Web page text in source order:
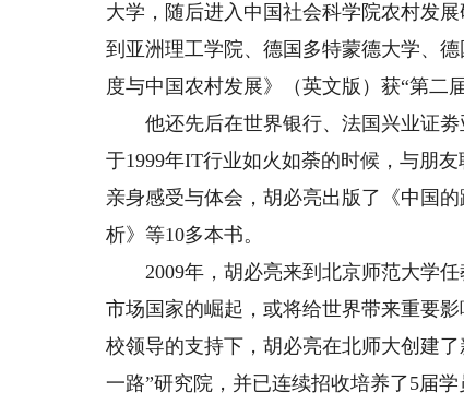
大学，随后进入中国社会科学院农村发
到亚洲理工学院、德国多特蒙德大学、
度与中国农村发展》（英文版）获“第二
他还先后在世界银行、法国兴业证劵
于1999年IT行业如火如荼的时候，与朋
亲身感受与体会，胡必亮出版了《中国
析》等10多本书。
2009年，胡必亮来到北京师范大学任
市场国家的崛起，或将给世界带来重要
校领导的支持下，胡必亮在北师大创建
一路”研究院，并已连续招收培养了5届